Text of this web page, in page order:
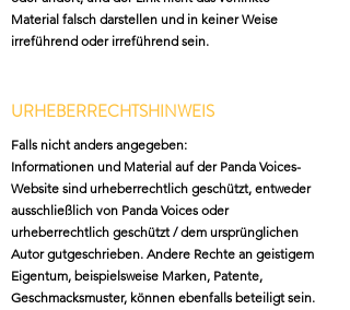
Material falsch darstellen und in keiner Weise
irreführend oder irreführend sein.
URHEBERRECHTSHINWEIS
Falls nicht anders angegeben:
Informationen und Material auf der Panda Voices-
Website sind urheberrechtlich geschützt, entweder
ausschließlich von Panda Voices oder
urheberrechtlich geschützt / dem ursprünglichen
Autor gutgeschrieben. Andere Rechte an geistigem
Eigentum, beispielsweise Marken, Patente,
Geschmacksmuster, können ebenfalls beteiligt sein.